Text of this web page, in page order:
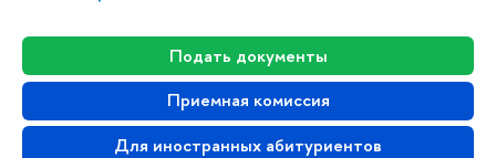
Подать документы
Приемная комиссия
Для иностранных абитуриентов